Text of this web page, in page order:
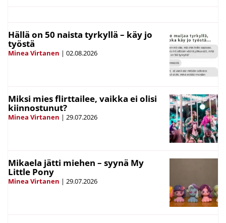
Hällä on 50 naista tyrkyllä – käy jo
työstä
Minea Virtanen | 02.08.2026
Miksi mies flirttailee, vaikka ei olisi
kiinnostunut?
Minea Virtanen | 29.07.2026
Mikaela jätti miehen – syynä My
Little Pony
Minea Virtanen | 29.07.2026